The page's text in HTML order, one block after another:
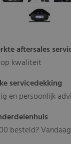
aftersales
kwaliteit
servicedekking
en persoonlijk
besteld?